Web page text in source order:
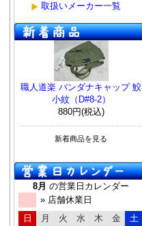
取扱いメーカー一覧
職人道楽 バンダナキャップ 鮫
小紋（D#8-2）
880円(税込)
新着商品を見る
8月 の営業日カレンダー
» 店舗休業日
日
月 火 水 木 金
土